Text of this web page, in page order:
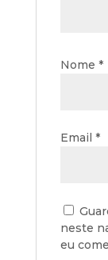
Nome *
Email *
neste
eu